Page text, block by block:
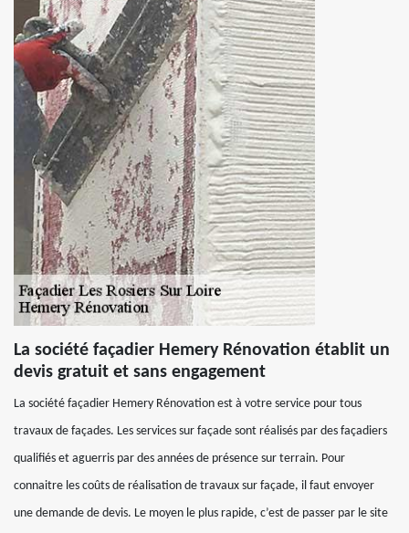
La société façadier Hemery Rénovation établit un
devis gratuit et sans engagement
La société façadier Hemery Rénovation est à votre service pour tous
travaux de façades. Les services sur façade sont réalisés par des façadiers
qualifiés et aguerris par des années de présence sur terrain. Pour
connaitre les coûts de réalisation de travaux sur façade, il faut envoyer
une demande de devis. Le moyen le plus rapide, c’est de passer par le site